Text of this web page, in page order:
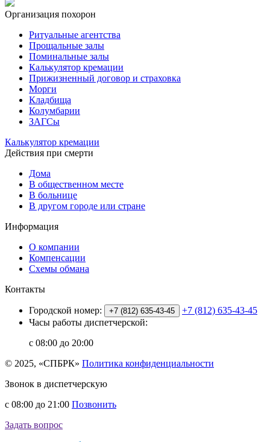
Организация похорон
Ритуальные агентства
Прощальные залы
Поминальные залы
Калькулятор кремации
Прижизненный договор и страховка
Морги
Кладбища
Колумбарии
ЗАГСы
Калькулятор кремации
Действия при смерти
Дома
В общественном месте
В больнице
В другом городе или стране
Информация
О компании
Компенсации
Схемы обмана
Контакты
Городской номер: +7 (812) 635-43-45
+7 (812) 635-43-45
Часы работы диспетчерской:
с 08:00 до 20:00
© 2025, «СПБРК» Политика конфиденциальности
Звонок в диспетчерскую
с 08:00 до 21:00 Позвонить
Задать вопрос